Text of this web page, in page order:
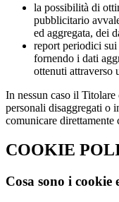
la possibilità di
pubblicitario
ed aggregata, dei
report periodici
fornendo i dati
ottenuti attraverso
In nessun caso il
personali disaggregati o
comunicare direttamente
COOKIE
Cosa sono i cookie